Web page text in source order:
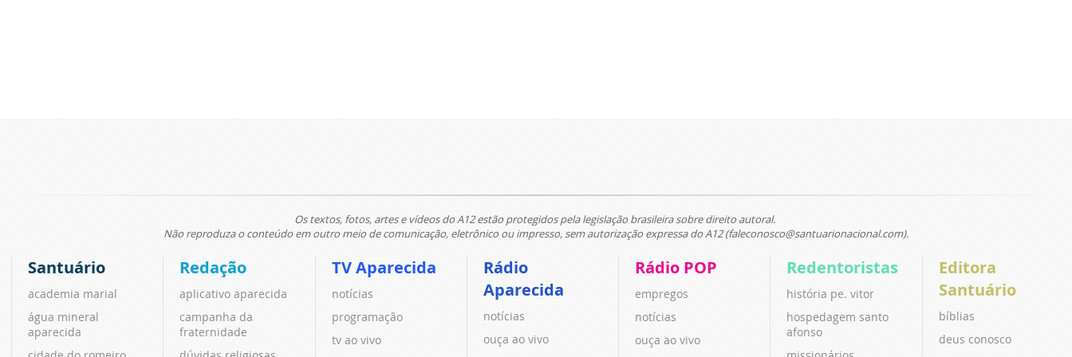
Os textos, fotos, artes e vídeos do A12 estão protegidos pela legislação brasileira sobre direito autoral.
Não reproduza o conteúdo em outro meio de comunicação, eletrônico ou impresso, sem autorização expressa do A12 (faleconosco@santuarionacional.com).
Santuário
academia marial
água mineral
aparecida
Redação
aplicativo aparecida
campanha da
fraternidade
TV Aparecida
notícias
programação
tv ao vivo
Rádio
Aparecida
notícias
ouça ao vivo
Rádio POP
empregos
notícias
ouça ao vivo
Redentoristas
história pe. vitor
hospedagem santo
afonso
Editora
Santuário
bíblias
deus conosco